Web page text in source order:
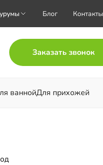
Блог Контакты
Заказать звонок
ваннойДля прихожей